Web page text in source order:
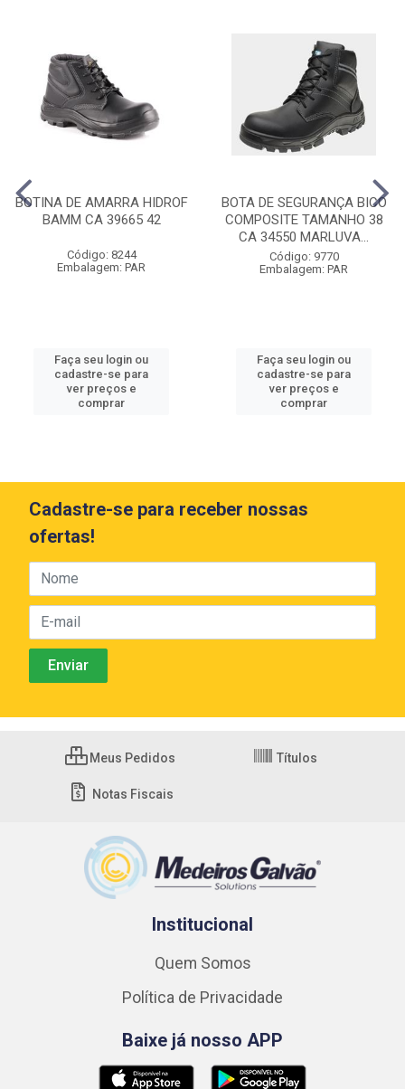
BOTINA DE AMARRA HIDROF
BAMM CA 39665 42
Código: 8244
Embalagem: PAR
Faça seu login ou
cadastre-se para
ver preços e
comprar
BOTA DE SEGURANÇA BICO
COMPOSITE TAMANHO 38
CA 34550 MARLUVA...
Código: 9770
Embalagem: PAR
Faça seu login ou
cadastre-se para
ver preços e
comprar
Cadastre-se para receber nossas
ofertas!
Meus Pedidos Títulos
Notas Fiscais
Institucional
Quem Somos
Política de Privacidade
Baixe já nosso APP